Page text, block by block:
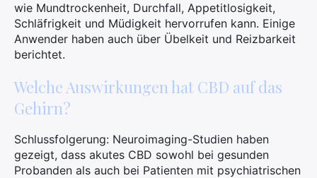
wie Mundtrockenheit, Durchfall, Appetitlosigkeit,
Schläfrigkeit und Müdigkeit hervorrufen kann. Einige
Anwender haben auch über Übelkeit und Reizbarkeit
berichtet.
Welche Auswirkungen hat CBD auf das
Gehirn?
Schlussfolgerung: Neuroimaging-Studien haben
gezeigt, dass akutes CBD sowohl bei gesunden
Probanden als auch bei Patienten mit psychiatrischen